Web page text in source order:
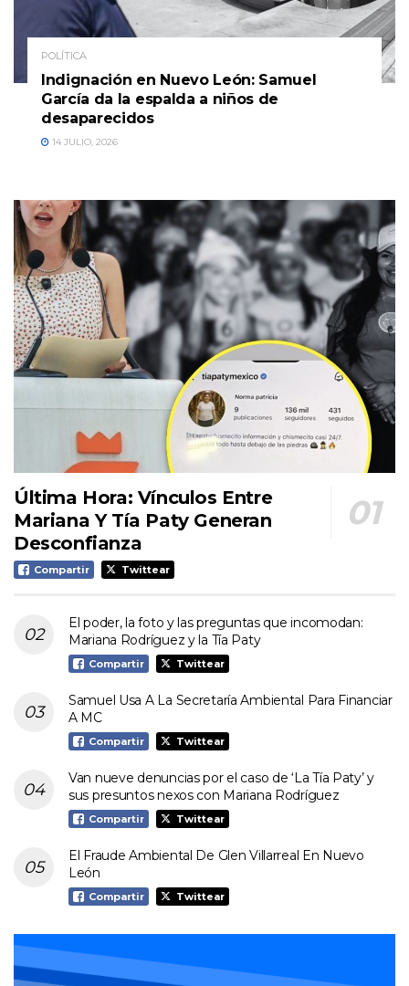
POLÍTICA
Indignación en Nuevo León: Samuel
García da la espalda a niños de
desaparecidos
14 JULIO, 2026
Última Hora: Vínculos Entre
Mariana Y Tía Paty Generan
Desconfianza
Compartir Twittear
El poder, la foto y las preguntas que incomodan:
Mariana Rodríguez y la Tía Paty
Compartir Twittear
Samuel Usa A La Secretaría Ambiental Para Financiar
A MC
Compartir Twittear
Van nueve denuncias por el caso de ‘La Tía Paty’ y
sus presuntos nexos con Mariana Rodríguez
Compartir Twittear
El Fraude Ambiental De Glen Villarreal En Nuevo
León
Compartir Twittear